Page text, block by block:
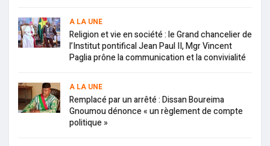
A LA UNE
Religion et vie en société : le Grand chancelier de
l’Institut pontifical Jean Paul II, Mgr Vincent
Paglia prône la communication et la convivialité
A LA UNE
Remplacé par un arrêté : Dissan Boureima
Gnoumou dénonce « un règlement de compte
politique »